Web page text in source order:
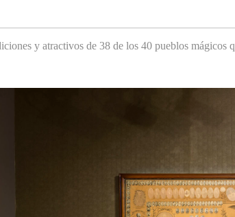
y atractivos de 38 de los 40 pueblos